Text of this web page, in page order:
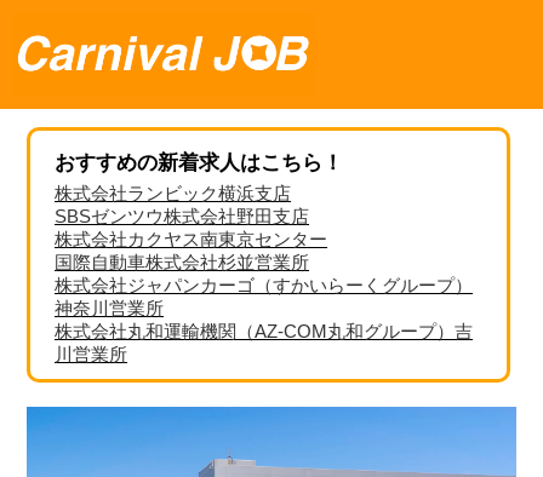
おすすめの新着求人はこちら！
株式会社ランビック横浜支店
SBSゼンツウ株式会社野田支店
株式会社カクヤス南東京センター
国際自動車株式会社杉並営業所
株式会社ジャパンカーゴ（すかいらーくグループ）
神奈川営業所
株式会社丸和運輸機関（AZ-COM丸和グループ）吉
川営業所